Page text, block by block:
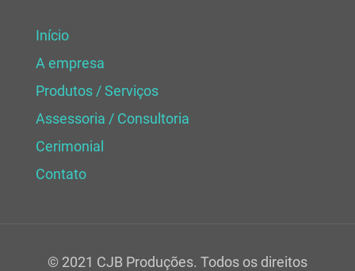
Início
A empresa
Produtos / Serviços
Assessoria / Consultoria
Cerimonial
Contato
© 2021 CJB Produções. Todos os direitos